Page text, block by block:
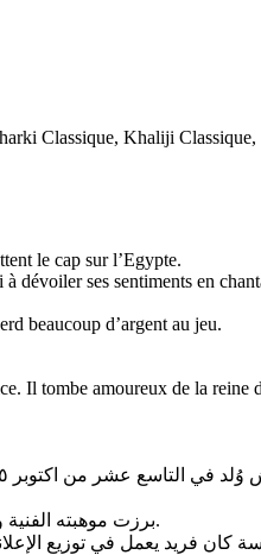
Classique, Khaliji
le cap sur l’Egypte.
dévoiler ses sentiments en
beaucoup d’argent au jeu.
Il tombe amoureux de la reine
برزت موهبته الفنية وإمكانياته الصوتية منذ الصغر. وقد كان فريد في ذلك الوقت يغني في السهرات الخاصة ويتردد على المعهد الملكي للموسيقى ليتعلم فيه العزف على آلة العود.
كان فريد يعمل في توزيع